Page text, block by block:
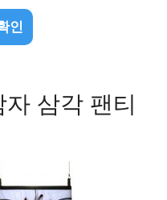
인
삼각 팬티